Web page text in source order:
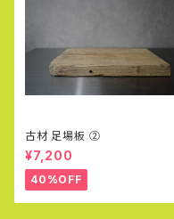
古材 足場板 ②
¥7,200
40%OFF